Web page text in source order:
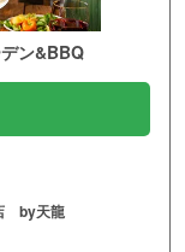
ン&BBQ
by天龍